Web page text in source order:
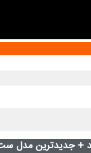
جدیدترین مدل ست